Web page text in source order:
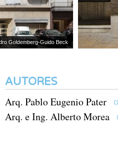
Goldemberg-Guido Beck
AUTORES
Arq. Pablo Eugenio Pater
Arq. e Ing. Alberto Morea